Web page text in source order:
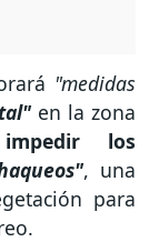
"medidas
en la zona
los
, una
para